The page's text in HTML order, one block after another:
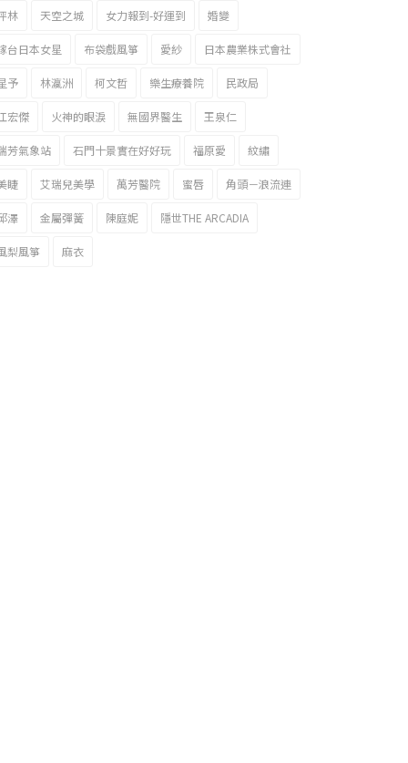
林 天空之城 女力報到-好運到 婚變
台日本女星 布袋戲風箏 愛紗 日本農業株式會社
予 林瀛洲 柯文哲 樂生療養院 民政局
宏傑 火神的眼淚 無國界醫生 王泉仁
芳氣象站 石門十景實在好好玩 福原愛 紋繡
睫 艾瑞兒美學 萬芳醫院 蜜唇 角頭－浪流連
澤 金屬彈簧 陳庭妮 隱世THE ARCADIA
梨風箏 麻衣